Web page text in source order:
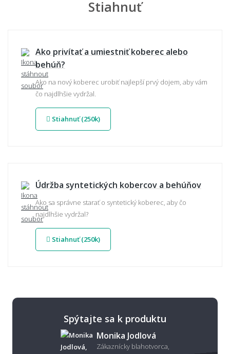
Stiahnuť
Ako privítať a umiestniť koberec alebo
behúň?
Ako na nový koberec urobiť najlepší prvý dojem, aby vám
čo najdlhšie vydržal.
Stiahnuť (250k)
Údržba syntetických kobercov a behúňov
Ako sa správne starať o syntetický koberec, aby čo
najdlhšie vydržal?
Stiahnuť (250k)
Spýtajte sa k produktu
Monika Jodlová
Zákaznícky blahotvorca,